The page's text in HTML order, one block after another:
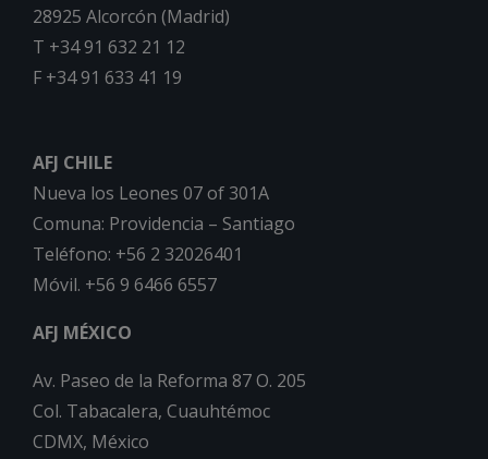
28925 Alcorcón (Madrid)
T +34 91 632 21 12
F +34 91 633 41 19
AFJ CHILE
Nueva los Leones 07 of 301A
Comuna: Providencia – Santiago
Teléfono: +56 2 32026401
Móvil. +56 9 6466 6557
AFJ MÉXICO
Av. Paseo de la Reforma 87 O. 205
Col. Tabacalera, Cuauhtémoc
CDMX, México